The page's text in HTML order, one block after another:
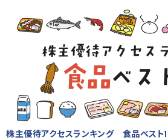
株主優待アクセスランキング 食品ベスト